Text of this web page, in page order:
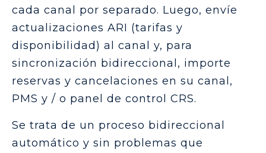
cada canal por separado. Luego, envíe
actualizaciones ARI (tarifas y
disponibilidad) al canal y, para
sincronización bidireccional, importe
reservas y cancelaciones en su canal,
PMS y / o panel de control CRS.
Se trata de un proceso bidireccional
automático y sin problemas que